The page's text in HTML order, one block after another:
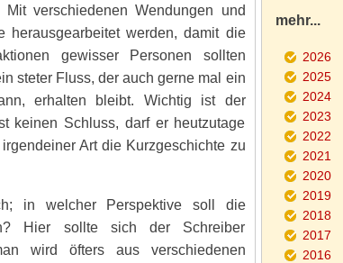
Mit verschiedenen Wendungen und
herausgearbeitet werden, damit die
gewisser Personen sollten
steter Fluss, der auch gerne mal ein
erhalten bleibt. Wichtig ist der
keinen Schluss, darf er heutzutage
Art die Kurzgeschichte zu
in welcher Perspektive soll die
Hier sollte sich der Schreiber
wird öfters aus verschiedenen
mehr...
2026
2025
2024
2023
2022
2021
2020
2019
2018
2017
2016